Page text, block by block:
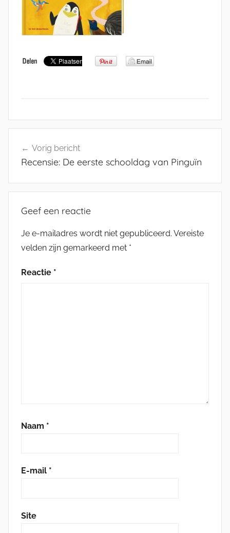
navigatie
Vorig bericht
Recensie: De eerste schooldag van Pinguïn
Geef een reactie
Je e-mailadres wordt niet gepubliceerd. Vereiste
velden zijn gemarkeerd met *
Reactie *
Naam *
E-mail *
Site